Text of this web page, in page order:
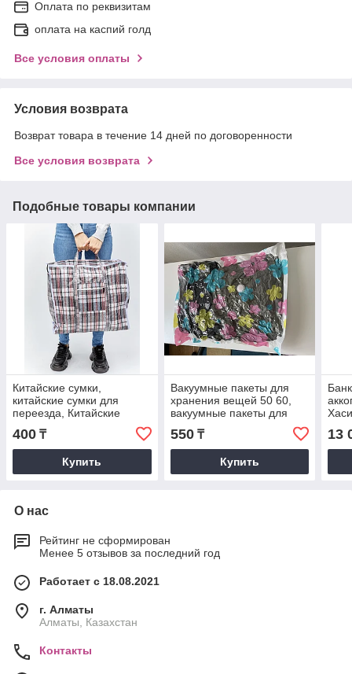
Оплата по реквизитам
оплата на каспий голд
Все условия оплаты
Условия возврата
Возврат товара в течение 14 дней по договоренности
Все условия возврата
Подобные товары компании
Китайские сумки,
китайские сумки для
переезда, Китайские
дорожные сумки,
китайские дорожные
сумки Алматы,
400 ₸
Купить
Вакуумные пакеты для
хранения вещей 50 60,
вакуумные пакеты для
хранения одежды,
вакуумные пакеты для
хранения
550₸
Купить
13
О нас
Рейтинг не сформирован
Менее 5 отзывов за последний год
Работает с 18.08.2021
г. Алматы
Алматы, Казахстан
Контакты